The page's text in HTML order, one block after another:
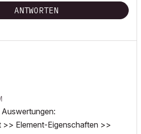
ANTWORTEN
>> Element-Eigenschaften >>